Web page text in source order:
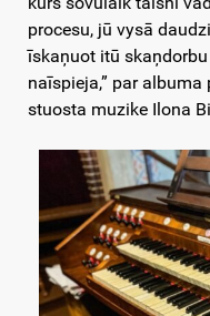
procesu, jū vysā
īskaņuot itū
naīspieja,” par
stuosta muzike Ilona